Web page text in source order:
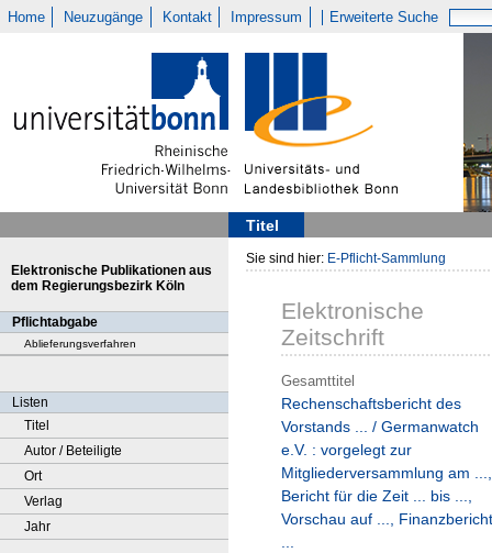
Home Neuzugänge Kontakt Impressum Erweiterte Suche
Titel
Elektronische Publikationen aus
dem Regierungsbezirk Köln
Pflichtabgabe
Ablieferungsverfahren
Listen
Titel
Autor / Beteiligte
Ort
Verlag
Jahr
Sie sind hier: E-Pflicht-Sammlung
Elektronische
Zeitschrift
Gesamttitel
Rechenschaftsbericht des
Vorstands ... / Germanwatch
e.V. : vorgelegt zur
Mitgliederversammlung am ...,
Bericht für die Zeit ... bis ...,
Vorschau auf ..., Finanzbericht
...